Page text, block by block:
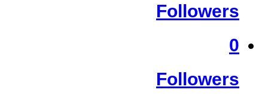
Followers
0
Followers